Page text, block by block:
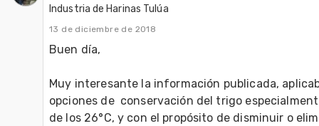
Industria de Harinas Tulúa
13 de diciembre de 2018
Buen día,
Muy interesante la información publicada,
opciones de  conservación del trigo
de los 26°C, y con el propósito de disminuir o